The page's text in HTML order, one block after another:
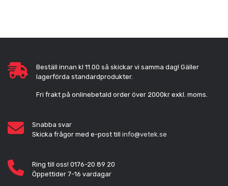
Beställ innan kl 11.00 så skickar vi samma dag! Gäller
lagerförda standardprodukter.
Fri frakt på onlinebetald order över 2000kr exkl. moms.
Snabba svar
Skicka frågor med e-post till info@vetek.se
Ring till oss! 0176-20 89 20
Öppettider 7-16 vardagar